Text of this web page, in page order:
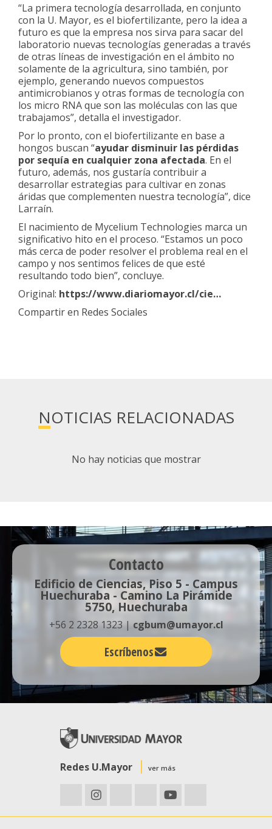
“La primera tecnología desarrollada, en conjunto
con la U. Mayor, es el biofertilizante, pero la idea a
futuro es que la empresa nos sirva para sacar del
laboratorio nuevas tecnologías generadas a través
de otras líneas de investigación en el ámbito no
solamente de la agricultura, sino también, por
ejemplo, generando nuevos compuestos
antimicrobianos y otras formas de tecnología con
los micro RNA que son las moléculas con las que
trabajamos”, detalla el investigador.
Por lo pronto, con el biofertilizante en base a
hongos buscan “ayudar disminuir las pérdidas
por sequía en cualquier zona afectada. En el
futuro, además, nos gustaría contribuir a
desarrollar estrategias para cultivar en zonas
áridas que complementen nuestra tecnología”, dice
Larraín.
El nacimiento de Mycelium Technologies marca un
significativo hito en el proceso. “Estamos un poco
más cerca de poder resolver el problema real en el
campo y nos sentimos felices de que esté
resultando todo bien”, concluye.
Original: https://www.diariomayor.cl/cie…
Compartir en Redes Sociales
NOTICIAS RELACIONADAS
No hay noticias que mostrar
Contacto
Edificio de Ciencias, Piso 5 - Campus
Huechuraba - Camino La Pirámide
5750, Huechuraba
+56 2 2328 1323 |cgbum@umayor.cl
Escríbenos
Redes U.Mayor ver más